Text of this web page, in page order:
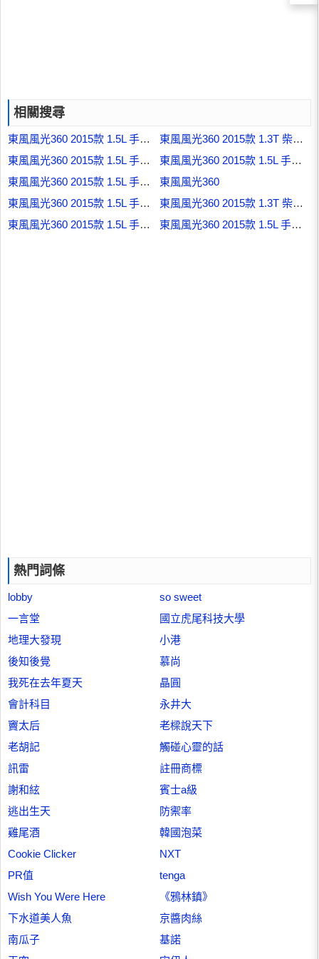
相關搜尋
東風風光360 2015款 1.5L 手動豪華型 8座 國V
東風風光360 2015款 1.3T 柴油 手動豪華型 8座
東風風光360 2015款 1.5L 手動舒適型 7座 國V
東風風光360 2015款 1.5L 手動舒適型Ⅱ 8座
東風風光360 2015款 1.5L 手動豪華型 5座 國V
東風風光360
東風風光360 2015款 1.5L 手動舒適型 5座 國V
東風風光360 2015款 1.3T 柴油 手動豪華型 5座
東風風光360 2015款 1.5L 手動豪華型 7座 國V
東風風光360 2015款 1.5L 手動舒適型Ⅱ 5座
熱門詞條
lobby
so sweet
一言堂
國立虎尾科技大學
地理大發現
小港
後知後覺
慕尚
我死在去年夏天
晶圓
會計科目
永井大
竇太后
老樑說天下
老胡記
觸碰心靈的話
訊雷
註冊商標
謝和絃
賓士a級
逃出生天
防禦率
雞尾酒
韓國泡菜
Cookie Clicker
NXT
PR值
tenga
Wish You Were Here
《鴉林鎮》
下水道美人魚
京醬肉絲
南瓜子
基諾